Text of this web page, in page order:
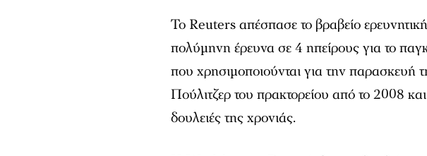
Το Reuters απέσπασε το βραβείο
πολύμηνη έρευνα σε 4 ηπείρους για το
που χρησιμοποιούνται για την παρασκευή
Πούλιτζερ του πρακτορείου από το 2008
δουλειές της χρονιάς.